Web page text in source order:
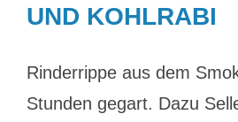
UND KOHLRABI
Rinderrippe aus dem
Stunden gegart. Dazu